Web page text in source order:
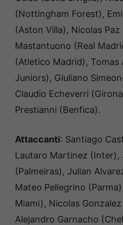
(Nottingham Forest),
(Aston Villa), Nicolas
Mastantuono (Real
(Atletico Madrid), Tomas
Juniors), Giuliano
Claudio Echeverri
Prestianni (Benfica).
Attaccanti: Santiago
Lautaro Martinez (Inter),
(Palmeiras), Julian
Mateo Pellegrino
Miami), Nicolas
Alejandro Garnacho